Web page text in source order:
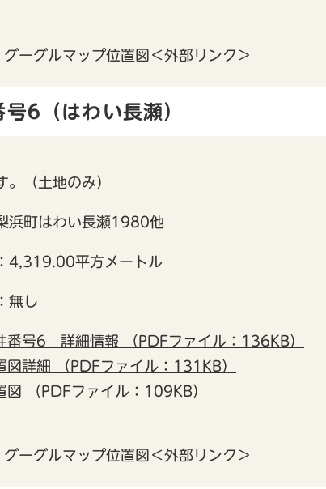
ーグルマップ位置図 ＜外部リンク＞
号6（はわい長瀬）
。（土地のみ）
浜町はわい長瀬1980他
4,319.00平方メートル
無し
番号6 詳細情報 （PDFファイル：136KB）
図詳細 （PDFファイル：131KB）
図 （PDFファイル：109KB）
ーグルマップ位置図 ＜外部リンク＞